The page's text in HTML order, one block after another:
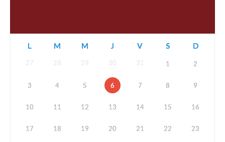
L M M J V S D
27 28 29 30 31 1 2
3 4 5 6 7 8 9
10 11 12 13 14 15 16
17 18 19 20 21 22 23